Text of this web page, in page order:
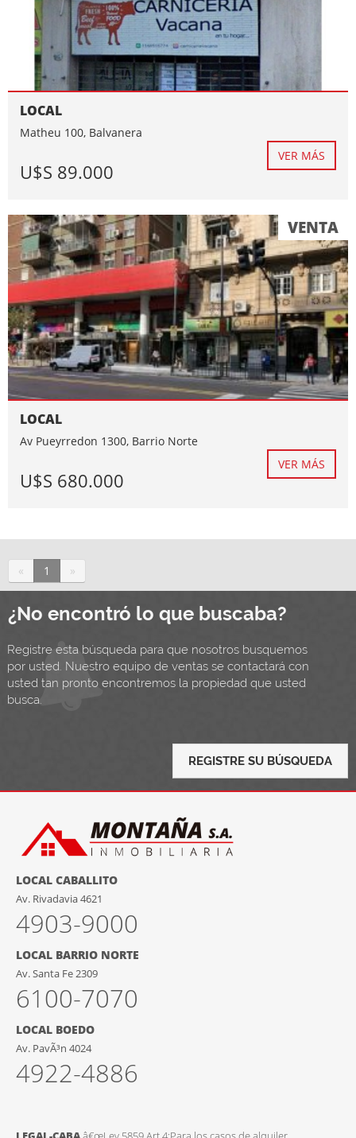
LOCAL
VER MÁS
Matheu 100, Balvanera
U$S 89.000
VENTA
LOCAL
VER MÁS
Av Pueyrredon 1300, Barrio Norte
U$S 680.000
« 1 »
¿No encontró lo que buscaba?
Registre esta búsqueda para que nosotros busquemos
por usted. Nuestro equipo de ventas se contactará con
usted tan pronto encontremos la propiedad que usted
busca.
REGISTRE SU BÚSQUEDA
LOCAL CABALLITO
Av. Rivadavia 4621
4903-9000
LOCAL BARRIO NORTE
Av. Santa Fe 2309
6100-7070
LOCAL BOEDO
Av. PavÃ³n 4024
4922-4886